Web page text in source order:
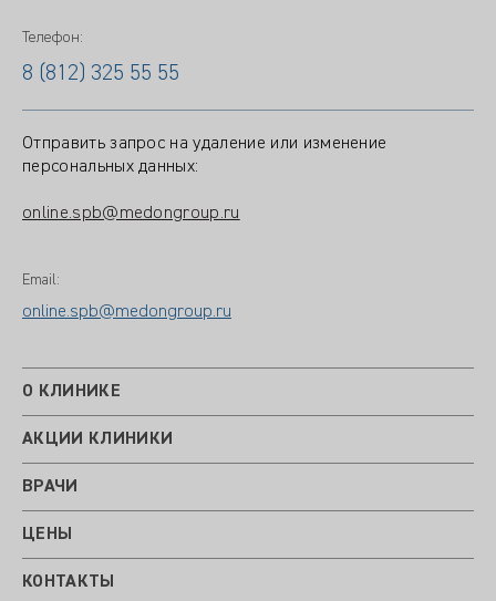
Телефон:
8 (812) 325 55 55
Отправить запрос на удаление или изменение
персональных данных:
online.spb@medongroup.ru
Email:
online.spb@medongroup.ru
О КЛИНИКЕ
АКЦИИ КЛИНИКИ
ВРАЧИ
ЦЕНЫ
КОНТАКТЫ